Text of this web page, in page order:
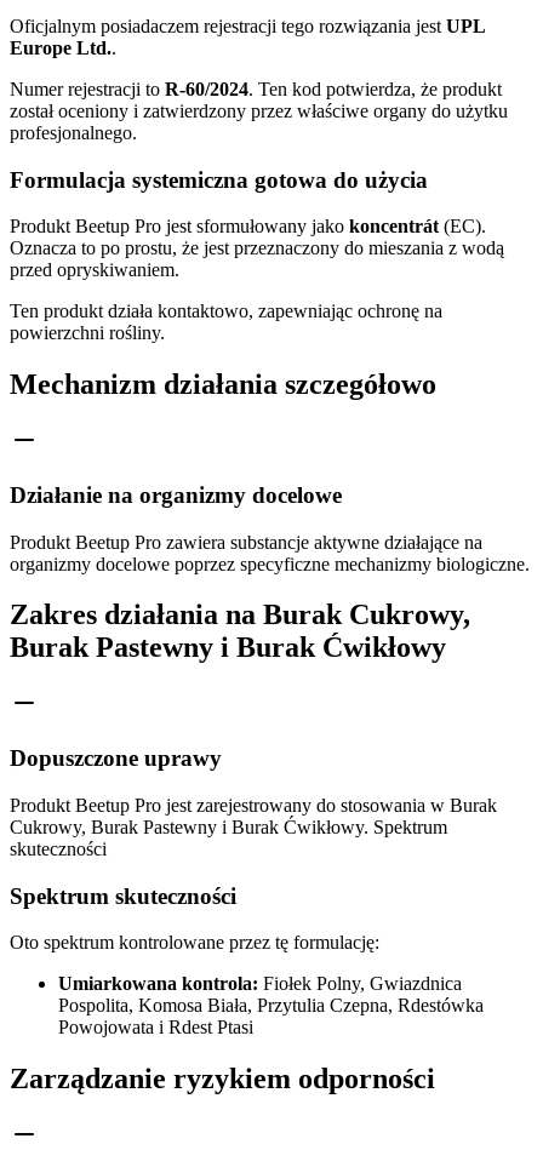
Oficjalnym posiadaczem rejestracji tego rozwiązania jest UPL
Europe Ltd..
Numer rejestracji to R-60/2024. Ten kod potwierdza, że produkt
został oceniony i zatwierdzony przez właściwe organy do użytku
profesjonalnego.
Formulacja systemiczna gotowa do użycia
Produkt Beetup Pro jest sformułowany jako koncentrát (EC).
Oznacza to po prostu, że jest przeznaczony do mieszania z wodą
przed opryskiwaniem.
Ten produkt działa kontaktowo, zapewniając ochronę na
powierzchni rośliny.
Mechanizm działania szczegółowo
Działanie na organizmy docelowe
Produkt Beetup Pro zawiera substancje aktywne działające na
organizmy docelowe poprzez specyficzne mechanizmy biologiczne.
Zakres działania na Burak Cukrowy,
Burak Pastewny i Burak Ćwikłowy
Dopuszczone uprawy
Produkt Beetup Pro jest zarejestrowany do stosowania w Burak
Cukrowy, Burak Pastewny i Burak Ćwikłowy. Spektrum
skuteczności
Spektrum skuteczności
Oto spektrum kontrolowane przez tę formulację:
Umiarkowana kontrola: Fiołek Polny, Gwiazdnica
Pospolita, Komosa Biała, Przytulia Czepna, Rdestówka
Powojowata i Rdest Ptasi
Zarządzanie ryzykiem odporności